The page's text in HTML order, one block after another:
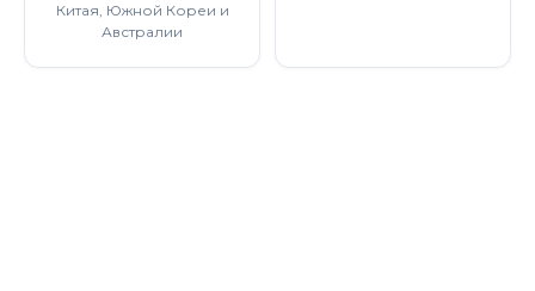
Китая, Южной Кореи и
Австралии